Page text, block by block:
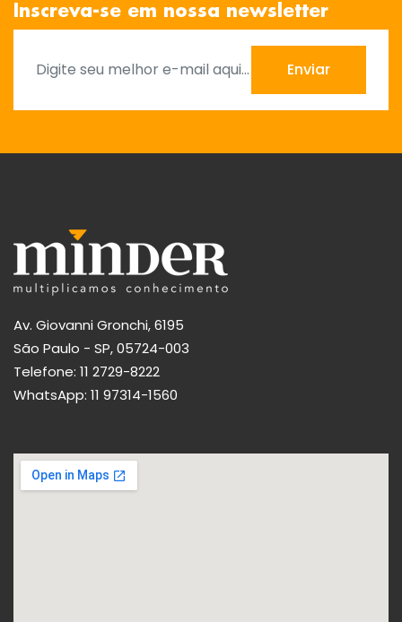
Inscreva-se em nossa newsletter
Enviar
Av. Giovanni Gronchi, 6195
São Paulo - SP, 05724-003
Telefone: 11 2729-8222
WhatsApp: 11 97314-1560